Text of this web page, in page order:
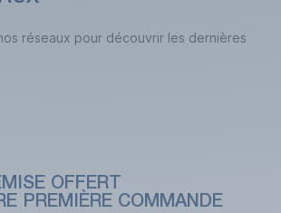
réseaux pour découvrir les dernières
OFFERT
PREMIÈRE COMMANDE